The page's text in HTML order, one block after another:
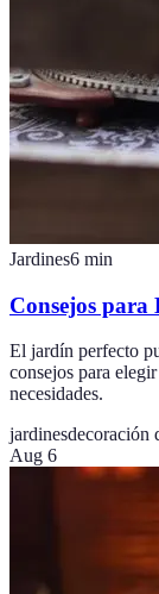
Jardines6 min
Consejos para
El jardín perfecto
consejos para
necesidades.
jardinesdecoración
Aug 6